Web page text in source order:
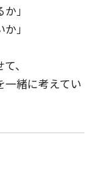
」
」
、
一緒に考えてい